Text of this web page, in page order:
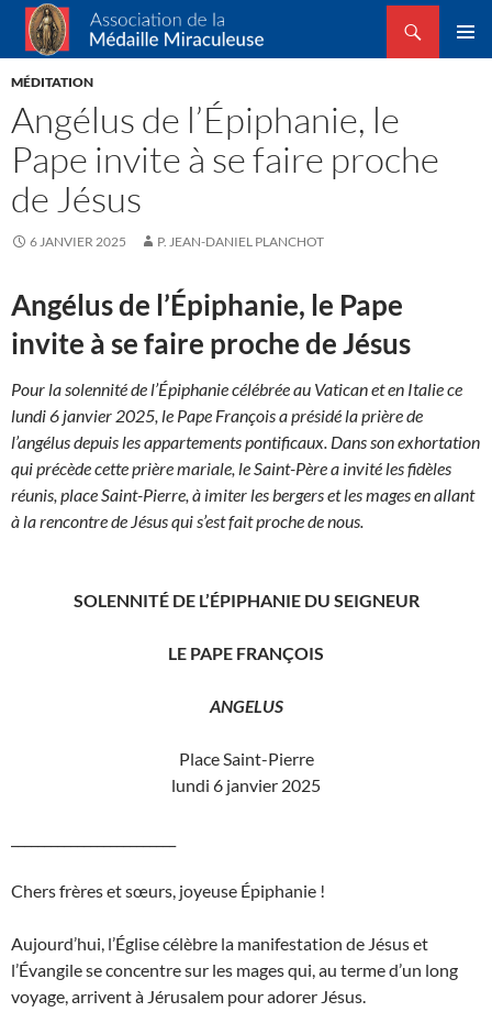
Association de la Médaille Miraculeuse
Recherche
ALLER
AU
MÉDITATION
Angélus de l’Épiphanie, le
Pape invite à se faire proche
de Jésus
6 JANVIER 2025 P. JEAN-DANIEL PLANCHOT
Angélus de l’Épiphanie, le Pape
invite à se faire proche de Jésus
Pour la solennité de l’Épiphanie célébrée au Vatican et en Italie ce
lundi 6 janvier 2025, le Pape François a présidé la prière de
l’angélus depuis les appartements pontificaux. Dans son exhortation
qui précède cette prière mariale, le Saint-Père a invité les fidèles
réunis, place Saint-Pierre, à imiter les bergers et les mages en allant
à la rencontre de Jésus qui s’est fait proche de nous.
SOLENNITÉ DE L’ÉPIPHANIE DU SEIGNEUR
LE PAPE FRANÇOIS
ANGELUS
Place Saint-Pierre
lundi 6 janvier 2025
Chers frères et sœurs, joyeuse Épiphanie !
Aujourd’hui, l’Église célèbre la manifestation de Jésus et
l’Évangile se concentre sur les mages qui, au terme d’un long
voyage, arrivent à Jérusalem pour adorer Jésus.